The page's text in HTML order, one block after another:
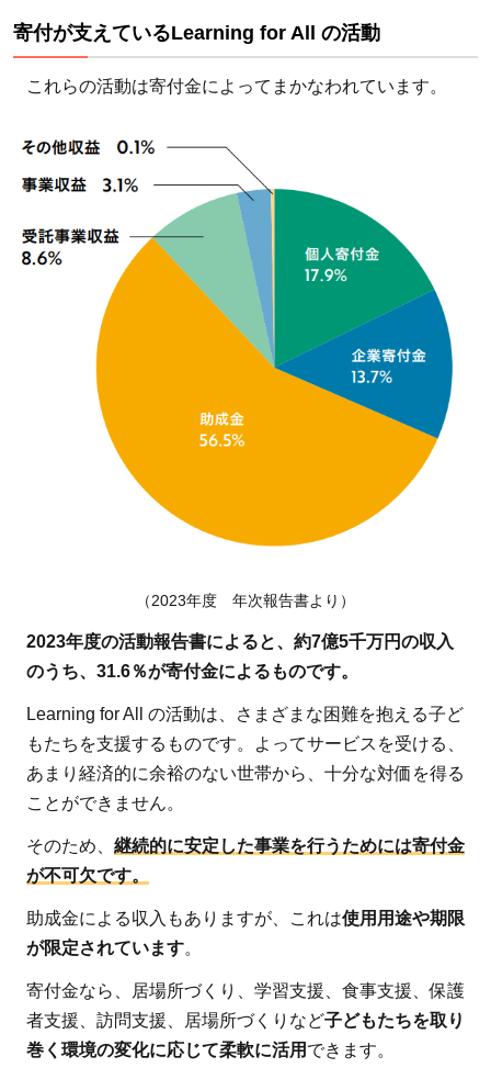
Learning
for All
「深刻な
生きづら
る子た
援に活用
され政策
提言にも
つながる
Learning
寄付が支えているLearning for All の活動
これらの活動は寄付金によってまかなわれています。
（2023年度 年次報告書より）
2023年度の活動報告書によると、約7億5千万円の収入
のうち、31.6％が寄付金によるものです。
Learning for All の活動は、さまざまな困難を抱える子ど
もたちを支援するものです。よってサービスを受ける、
あまり経済的に余裕のない世帯から、十分な対価を得る
ことができません。
そのため、 継続的に安定した事業を行うためには寄付金
が不可欠です。
助成金による収入もありますが、これは使用用途や期限
が限定されています。
寄付金なら、居場所づくり、学習支援、食事支援、保護
者支援、訪問支援、居場所づくりなど子どもたちを取り
巻く環境の変化に応じて柔軟に活用 できます。